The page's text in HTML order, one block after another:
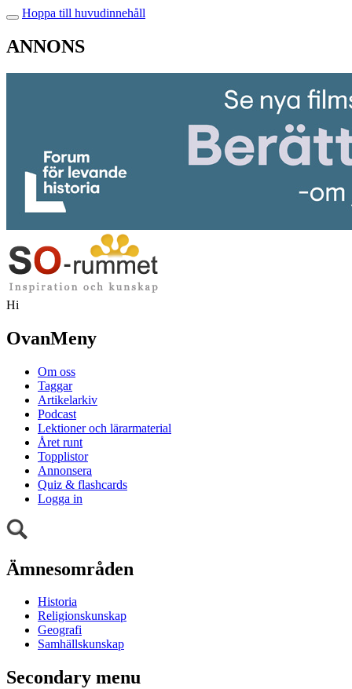
Hoppa till huvudinnehåll
ANNONS
Hi
OvanMeny
Om oss
Taggar
Artikelarkiv
Podcast
Lektioner och lärarmaterial
Året runt
Topplistor
Annonsera
Quiz & flashcards
Logga in
Ämnesområden
Historia
Religionskunskap
Geografi
Samhällskunskap
Secondary menu